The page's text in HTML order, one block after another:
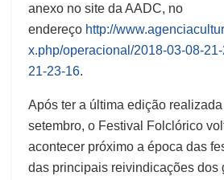
anexo no site da AADC, no
endereço http://
x.php/operacional/2018-03-08-
21-23-16.
Após ter a última edição
setembro, o Festival Folclórico
acontecer próximo a época das
das principais reivindicações dos